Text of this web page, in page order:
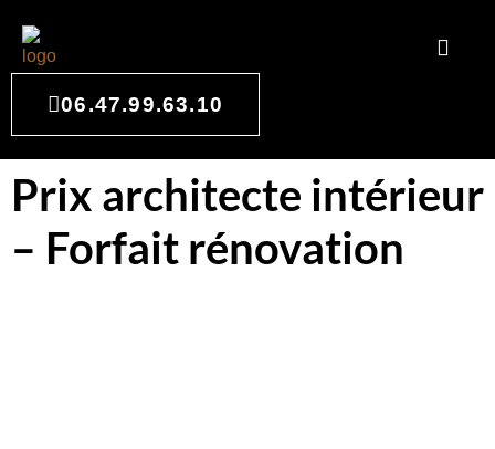
06.47.99.63.10
Prix architecte intérieur
– Forfait rénovation